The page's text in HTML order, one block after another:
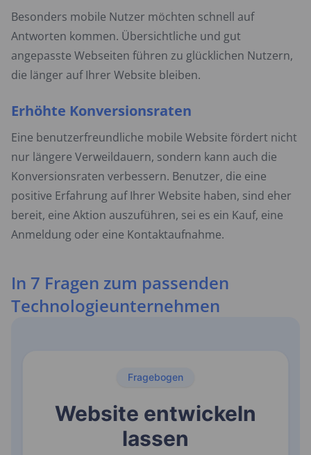
Besonders mobile Nutzer möchten schnell auf
Antworten kommen. Übersichtliche und gut
angepasste Webseiten führen zu glücklichen Nutzern,
die länger auf Ihrer Website bleiben.
Erhöhte Konversionsraten
Eine benutzerfreundliche mobile Website fördert nicht
nur längere Verweildauern, sondern kann auch die
Konversionsraten verbessern. Benutzer, die eine
positive Erfahrung auf Ihrer Website haben, sind eher
bereit, eine Aktion auszuführen, sei es ein Kauf, eine
Anmeldung oder eine Kontaktaufnahme.
In 7 Fragen zum passenden
Technologieunternehmen